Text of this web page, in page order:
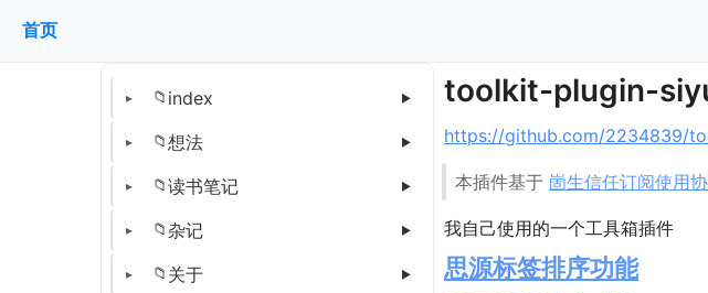
首页
index
想法
读书笔记
杂记
关于
toolkit-plugin-
https://github.com/2234839/
本插件基于 崮生信任订阅使用
思源标签排序功能